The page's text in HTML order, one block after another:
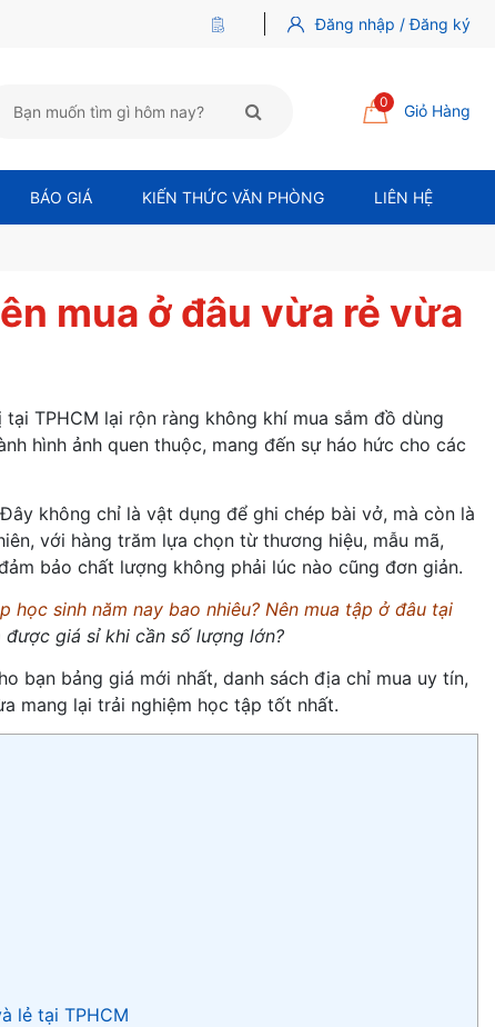
Đăng nhập / Đăng ký
0 Giỏ Hàng
BÁO GIÁ KIẾN THỨC VĂN PHÒNG LIÊN HỆ
mua ở đâu vừa rẻ vừa
TPHCM lại rộn ràng không khí mua sắm đồ dùng
hình ảnh quen thuộc, mang đến sự háo hức cho các
không chỉ là vật dụng để ghi chép bài vở, mà còn là
với hàng trăm lựa chọn từ thương hiệu, mẫu mã,
bảo chất lượng không phải lúc nào cũng đơn giản.
học sinh năm nay bao nhiêu?Nên mua tập ở đâu tại
giá sỉ khi cần số lượng lớn?
bạn bảng giá mới nhất, danh sách địa chỉ mua uy tín,
mang lại trải nghiệm học tập tốt nhất.
lẻ tại TPHCM